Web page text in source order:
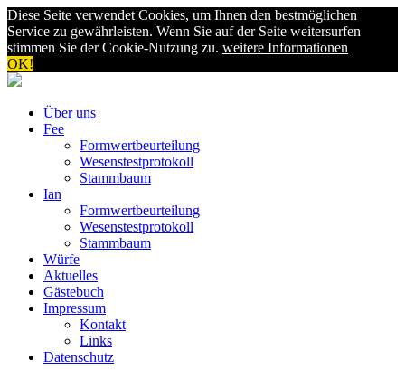
Diese Seite verwendet Cookies, um Ihnen den bestmöglichen
Service zu gewährleisten. Wenn Sie auf der Seite weitersurfen
stimmen Sie der Cookie-Nutzung zu. weitere Informationen
OK!
Über uns
Fee
Formwertbeurteilung
Wesenstestprotokoll
Stammbaum
Ian
Formwertbeurteilung
Wesenstestprotokoll
Stammbaum
Würfe
Aktuelles
Gästebuch
Impressum
Kontakt
Links
Datenschutz